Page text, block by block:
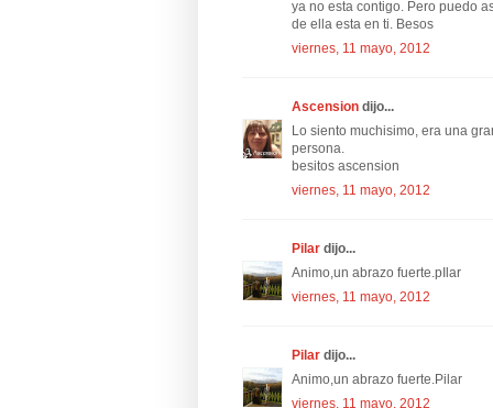
ya no esta contigo. Pero puedo
de ella esta en ti. Besos
viernes, 11 mayo, 2012
Ascension dijo...
Lo siento muchisimo, era una
persona.
besitos ascension
viernes, 11 mayo, 2012
Pilar dijo...
Animo,un abrazo fuerte.pIlar
viernes, 11 mayo, 2012
Pilar dijo...
Animo,un abrazo fuerte.Pilar
viernes, 11 mayo, 2012